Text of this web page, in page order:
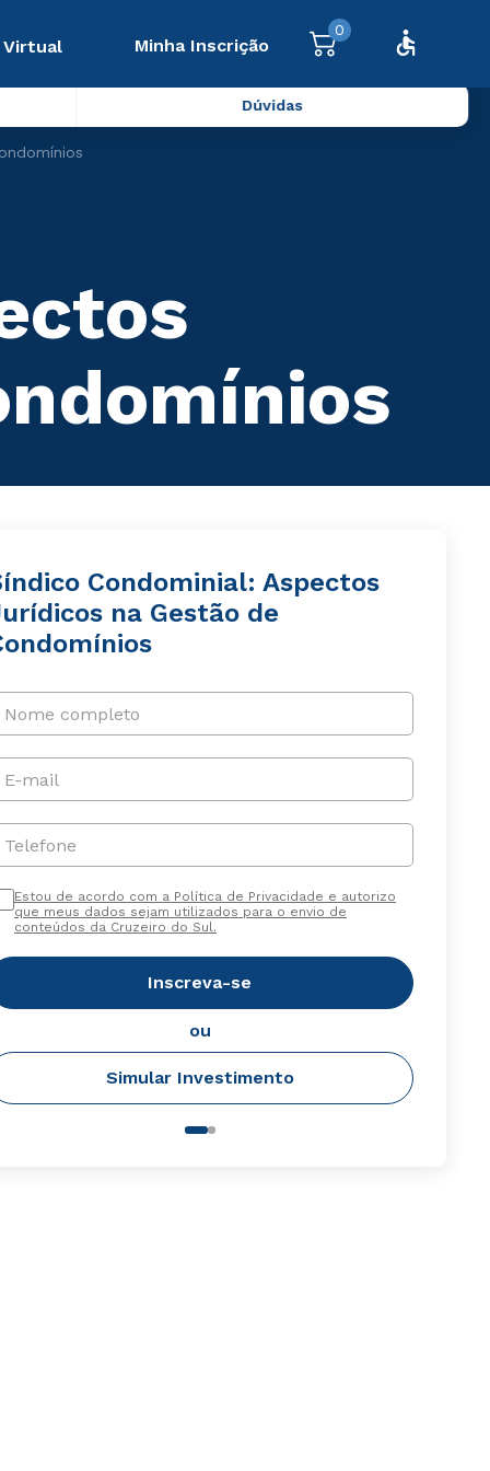
Virtual Minha Inscrição
0
Dúvidas
Condominial: Aspectos
na Gestão de
Nome completo
E-mail
Telefone
Estou de acordo com a Política de Privacidade e autorizo
que meus dados sejam utilizados para o envio de
conteúdos da Cruzeiro do Sul.
Inscreva-se
ou
Simular Investimento